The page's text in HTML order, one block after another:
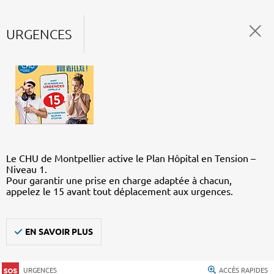
URGENCES
Le CHU de Montpellier active le Plan Hôpital en Tension –
Niveau 1.
Pour garantir une prise en charge adaptée à chacun,
appelez le 15 avant tout déplacement aux urgences.
EN SAVOIR PLUS
URGENCES ACCÈS RAPIDES